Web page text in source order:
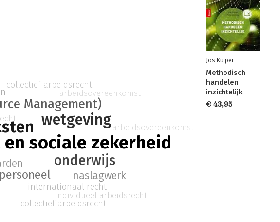
sociale zekerheid
wetgeving
onderwijs
Management)
personeel naslagwerk
internationaal recht
collectief arbeidsrecht
arbeidsovereenkomst
individueel arbeidsrecht
collectief arbeidsrecht
arbeidsovereenkomst
Jos Kuiper
Methodisch
handelen
inzichtelijk
€ 43,95